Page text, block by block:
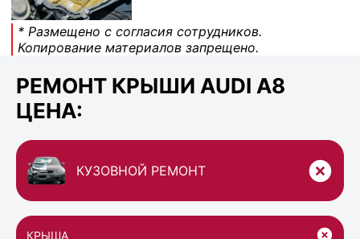
* Размещено с согласия сотрудников.
Копирование материалов запрещено.
РЕМОНТ КРЫШИ AUDI A8
ЦЕНА:
КУЗОВНОЙ РЕМОНТ
КРЫША